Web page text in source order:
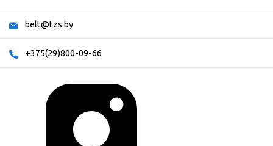
belt@tzs.by
+375(29)800-09-66